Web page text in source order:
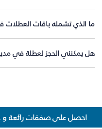
ما الذي تشمله باقات العطلات
هل يمكنني الحجز لعطلة في
احصل على صفقات رائعة و